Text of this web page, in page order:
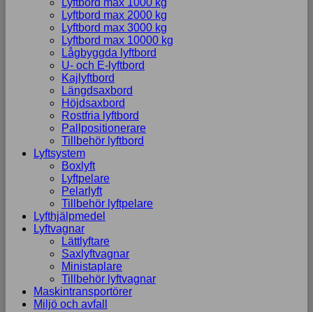
Lyftbord max 1000 kg
Lyftbord max 2000 kg
Lyftbord max 3000 kg
Lyftbord max 10000 kg
Lågbyggda lyftbord
U- och E-lyftbord
Kajlyftbord
Längdsaxbord
Höjdsaxbord
Rostfria lyftbord
Pallpositionerare
Tillbehör lyftbord
Lyftsystem
Boxlyft
Lyftpelare
Pelarlyft
Tillbehör lyftpelare
Lyfthjälpmedel
Lyftvagnar
Lättlyftare
Saxlyftvagnar
Ministaplare
Tillbehör lyftvagnar
Maskintransportörer
Miljö och avfall